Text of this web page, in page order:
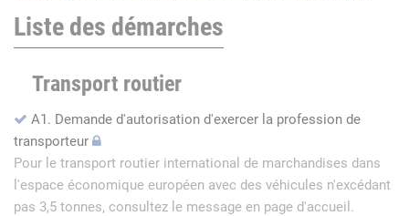
Liste des démarches
Transport routier
A1. Demande d'autorisation d'exercer la profession de
transporteur
Pour le transport routier international de marchandises dans
l'espace économique européen avec des véhicules n'excédant
pas 3,5 tonnes, consultez le message en page d'accueil.